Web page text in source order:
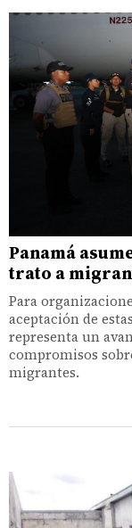
Panamá
trato a
Para
aceptación de
representa un
compromisos
migrantes.